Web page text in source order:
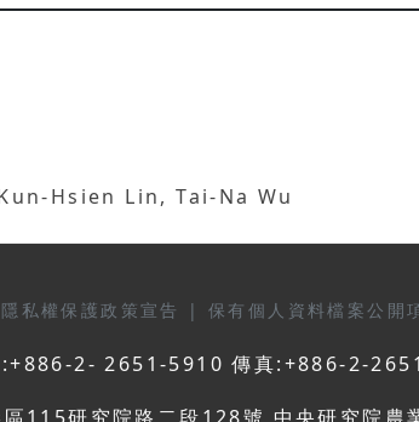
Hsien Lin, Tai-Na Wu
隱私權保護政策宣告 | 保有個人資料檔案公開
:+886-2- 2651-5910 傳真:+886-2-